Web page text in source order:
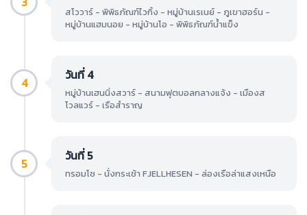
สโววาร์ - พิพิธภัณฑ์ไวกิ้ง - หมู่บ้านเรเนย์ - ภูเขาฮอร์น -
หมู่บ้านแฮมนอย - หมู่บ้านโอ - พิพิธภัณฑ์น้ำแข็ง
4 วันที่ 4
หมู่บ้านเฮนนิ่งสวาร์ - สนามฟุตบอลกลางแจ้ง - เมืองส
โวลแวร์ - เรือสำราญ
5 วันที่ 5
ทรอมโซ - นั่งกระเช้า FJELLHESEN - ล่องเรือล่าแสงเหนือ